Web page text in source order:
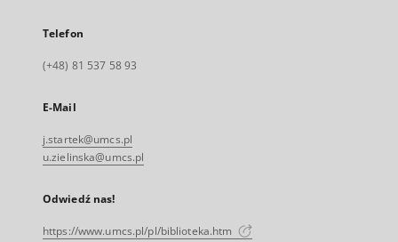
Telefon
(+48) 81 537 58 93
E-Mail
j.startek@umcs.pl
u.zielinska@umcs.pl
Odwiedź nas!
https://www.umcs.pl/pl/biblioteka.htm